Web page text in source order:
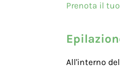
Prenota il
All'interno